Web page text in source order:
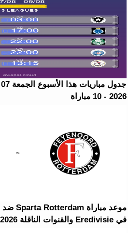
2026 - 10 مباراة
في Eredivisie والقنوات الناقلة 2026-08-09